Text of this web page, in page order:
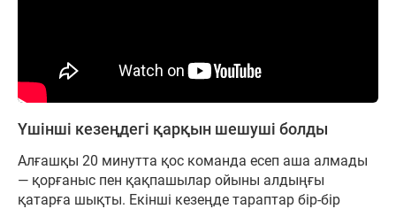
Үшінші кезеңдегі қарқын шешуші болды
Алғашқы 20 минутта қос команда есеп аша алмады
— қорғаныс пен қақпашылар ойыны алдыңғы
қатарға шықты. Екінші кезеңде тараптар бір-бір